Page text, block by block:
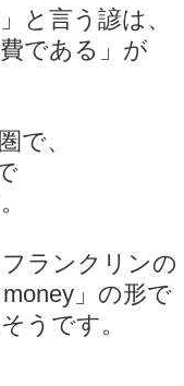
と言う諺は、
である」が
で、
ランクリンの
」の形で
うです。